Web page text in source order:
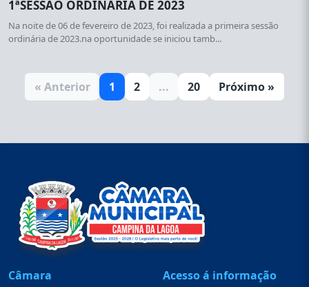
1ªSESSÃO ORDINÁRIA DE 2023
Na noite de 06 de fevereiro de 2023, foi realizada a primeira sessão
ordinária de 2023.na oportunidade se iniciou tamb...
« Anterior 1 2 ... 20 Próximo »
Câmara
Acesso á informação